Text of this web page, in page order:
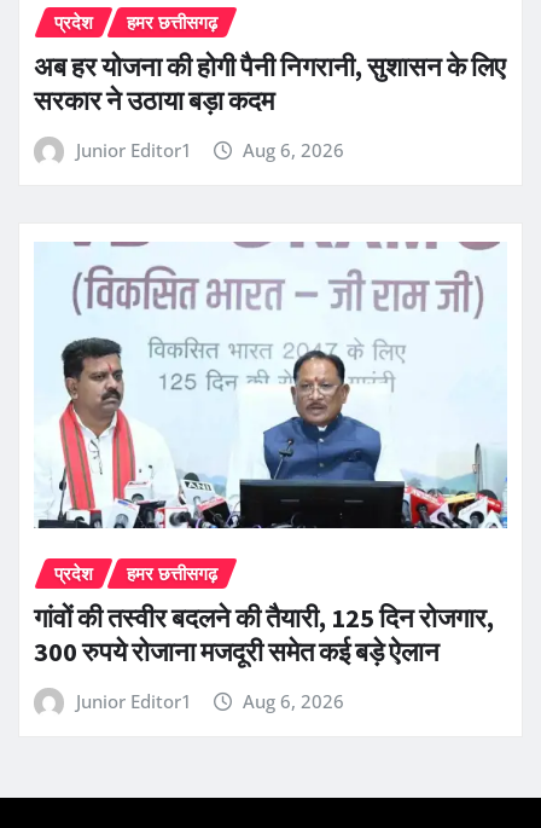
प्रदेश हमर छत्तीसगढ़
अब हर योजना की होगी पैनी निगरानी, सुशासन के लिए
सरकार ने उठाया बड़ा कदम
Junior Editor1 Aug 6, 2026
प्रदेश हमर छत्तीसगढ़
गांवों की तस्वीर बदलने की तैयारी, 125 दिन रोजगार,
300 रुपये रोजाना मजदूरी समेत कई बड़े ऐलान
Junior Editor1 Aug 6, 2026